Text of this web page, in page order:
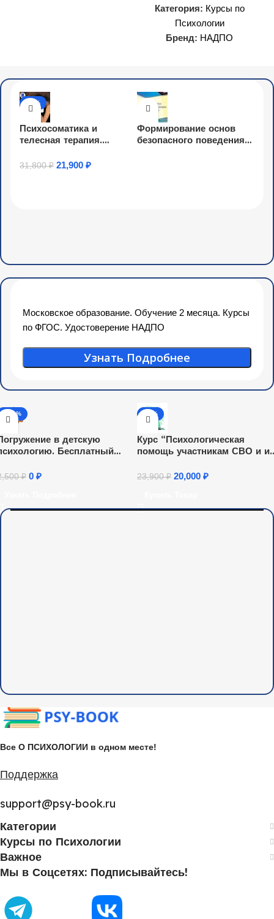
Категория: Курсы по
Психологии
Бренд: НАДПО
-31%
Психосоматика и
телесная терапия.
квалификации
31,800₽ 21,900 ₽
Формирование основ
безопасного поведения у
Московское образование. Обучение 2 месяца. Курсы
по ФГОС. Удостоверение НАДПО
Узнать Подробнее
-100%
в детскую
Бесплатный
₽ 0 ₽
-16%
Курс “Психологическая
помощь участникам СВО и их
23,900₽ 20,000 ₽
Все О ПСИХОЛОГИИ в одном месте!
Поддержка
support@psy-book.ru
Категории
Курсы по Психологии
Важное
Мы в Соцсетях: Подписывайтесь!